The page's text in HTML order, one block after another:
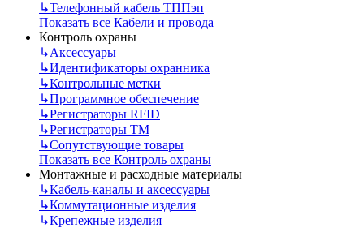
↳Телефонный кабель ТППэп
Показать все Кабели и провода
Контроль охраны
↳Аксессуары
↳Идентификаторы охранника
↳Контрольные метки
↳Программное обеспечение
↳Регистраторы RFID
↳Регистраторы ТМ
↳Сопутствующие товары
Показать все Контроль охраны
Монтажные и расходные материалы
↳Кабель-каналы и аксессуары
↳Коммутационные изделия
↳Крепежные изделия